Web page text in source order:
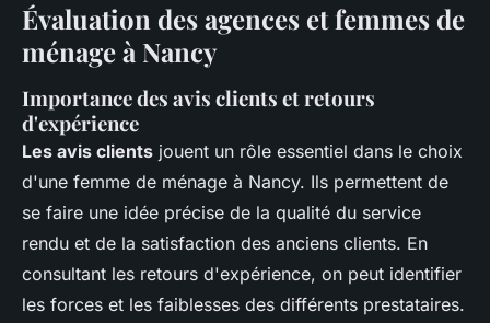
Évaluation des agences et femmes de
ménage à Nancy
Importance des avis clients et retours
d'expérience
Les avis clients jouent un rôle essentiel dans le choix
d'une femme de ménage à Nancy. Ils permettent de
se faire une idée précise de la qualité du service
rendu et de la satisfaction des anciens clients. En
consultant les retours d'expérience, on peut identifier
les forces et les faiblesses des différents prestataires.